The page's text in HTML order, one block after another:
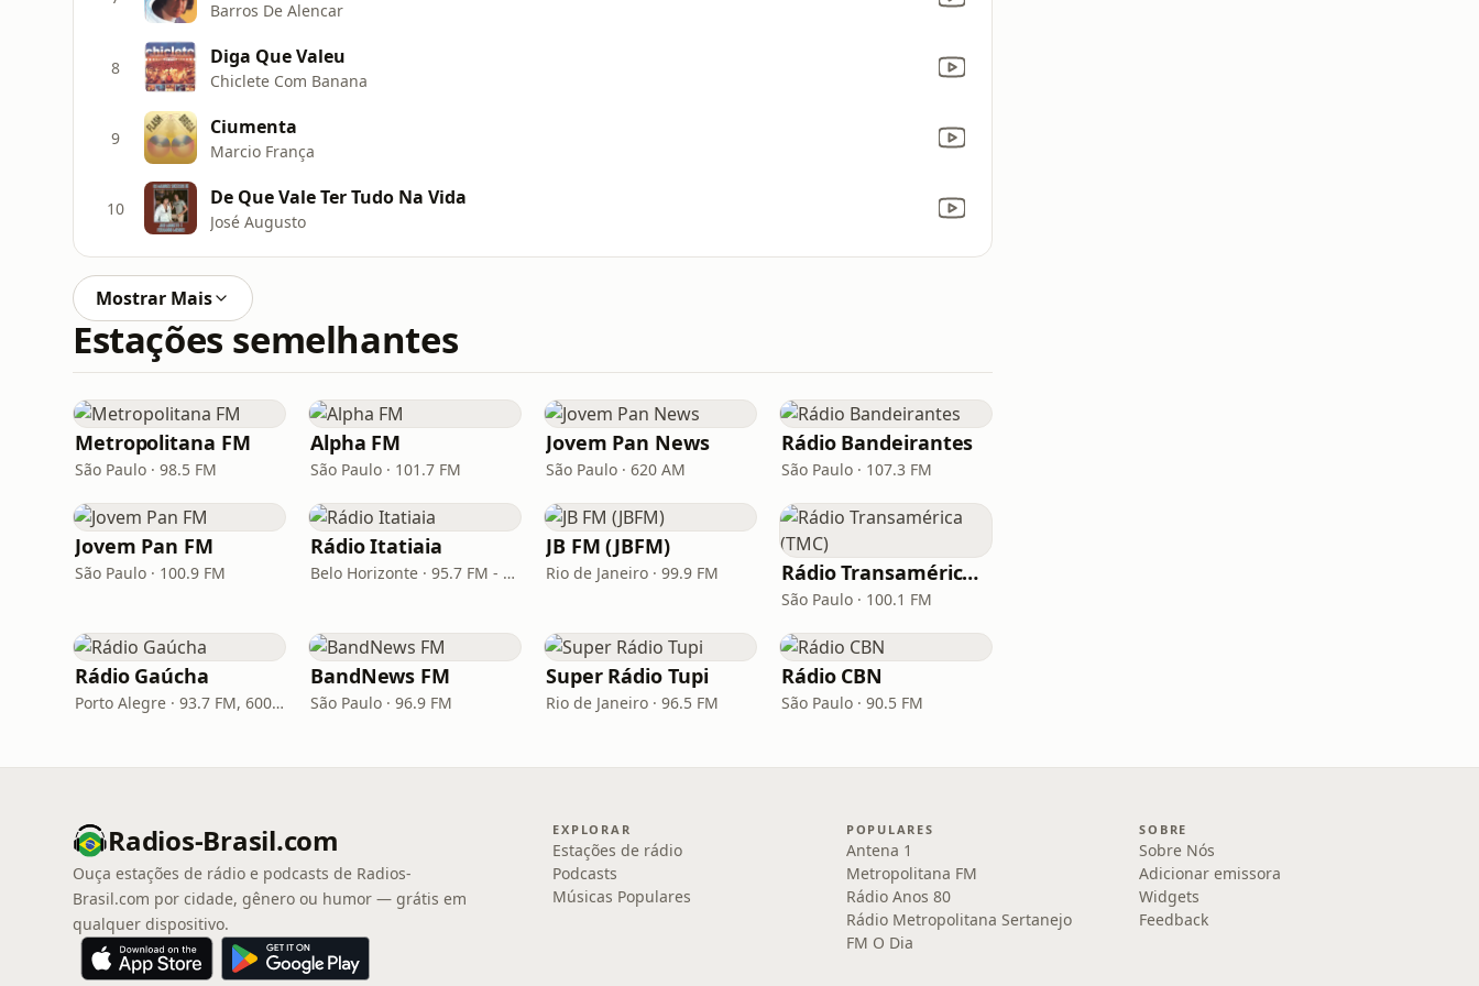
Barros De Alencar
8 Diga Que Valeu
Chiclete Com Banana
9 Ciumenta
Marcio França
10 De Que Vale Ter Tudo Na Vida
José Augusto
Mostrar Mais
Estações semelhantes
Metropolitana FM
São Paulo · 98.5 FM
Alpha FM
São Paulo · 101.7 FM
Jovem Pan News
São Paulo · 620 AM
Rádio Bandeirantes
São Paulo · 107.3 FM
Jovem Pan FM
São Paulo · 100.9 FM
Rádio Itatiaia
Belo Horizonte · 95.7 FM - 610 AM
JB FM (JBFM)
Rio de Janeiro · 99.9 FM Rádio Transamérica (TMC)
São Paulo · 100.1 FM
Rádio Gaúcha
Porto Alegre · 93.7 FM, 600 AM
BandNews FM
São Paulo · 96.9 FM
Super Rádio Tupi
Rio de Janeiro · 96.5 FM
Rádio CBN
São Paulo · 90.5 FM
Radios-Brasil.com
Ouça estações de rádio e podcasts de Radios-
Brasil.com por cidade, gênero ou humor — grátis em
qualquer dispositivo.
EXPLORAR
Estações de rádio
Podcasts
Músicas Populares
POPULARES
Antena 1
Metropolitana FM
Rádio Anos 80
Rádio Metropolitana Sertanejo
FM O Dia
SOBRE
Sobre Nós
Adicionar emissora
Widgets
Feedback